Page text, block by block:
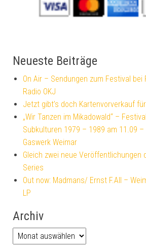
Neueste Beiträge
On Air – Sendungen zum Festival bei
Radio OKJ
Jetzt gibt’s doch Kartenvorverkauf
„Wir Tanzen im Mikadowald“ –
Subkulturen 1979 – 1989 am 11.09 –
Gaswerk Weimar
Gleich zwei neue Veröffentlichungen
Series
Out now: Madmans/ Ernst F.All –
LP
Archiv